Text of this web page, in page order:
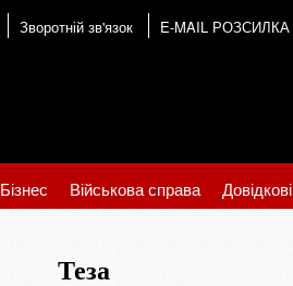
Зворотній зв'язок E-MAIL РОЗСИЛКА
Бізнес Військова справа Довідкові
Теза